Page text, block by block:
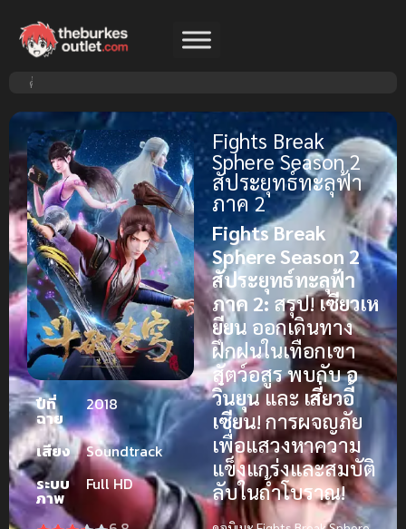
ปีที่
ฉาย
2018
เสียง
Soundtrack
ระบบ
ภาพ
Full HD
Fights Break
Sphere Season 2
สัประยุทธ์ทะลุฟ้า
ภาค 2
Fights Break
Sphere Season 2
สัประยุทธ์ทะลุฟ้า
ภาค 2: สรุป!เซียวเห
ยียน ออกเดินทาง
ฝึกฝนในเทือกเขา
สัตว์อสูร พบกับอ
วิ๋นยุนและเสี่ยวอี้
เซียน! การผจญภัย
เพื่อแสวงหาความ
แข็งแกร่งและสมบัติ
ลับในถ้ำโบราณ!